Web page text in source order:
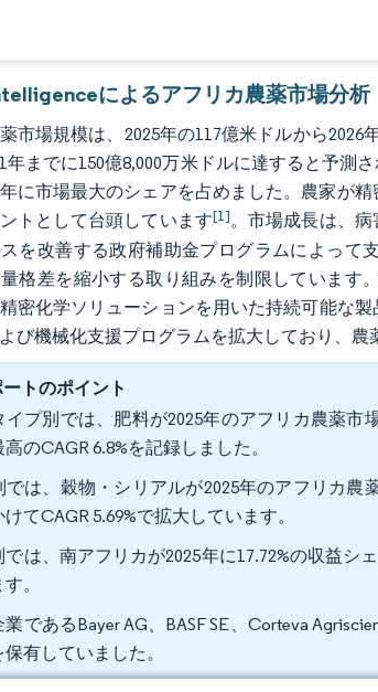
によるアフリカ農薬市場分析
市場規模は、2025年の117億米ドルから2026
年までに150億8,000万米ドルに達すると予
に市場最大のシェアを占めました。農家が
トとして台頭しています[1]。市場成長は、
を改善する政府補助金プログラムによって
格差を縮小する取り組みを制限しています
密化学ソリューションを用いた持続可能な
び機械化支援プログラムを拡大しており、農
トのポイント
イプ別では、肥料が2025年のアフリカ農薬市
のCAGR 6.8%を記録しました。
では、穀物・シリアルが2025年のアフリカ農
てCAGR 5.69%で拡大しています。
では、南アフリカが2025年に17.72%の収益シ
。
であるBayer AG、BASF SE、Corteva
保有していました。